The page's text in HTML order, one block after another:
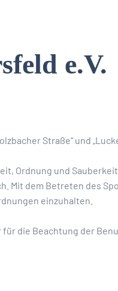
e.V.
Straße“ und
Ordnung und
Mit dem Betreten des
einzuhalten.
die Beachtung der